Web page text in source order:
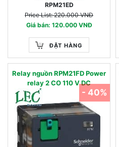
RPM21ED
Price List: 220.000 VNĐ
Giá bán: 120.000 VNĐ
ĐẶT HÀNG
Relay nguồn RPM21FD Power
relay 2 CO 110 V DC
- 40%